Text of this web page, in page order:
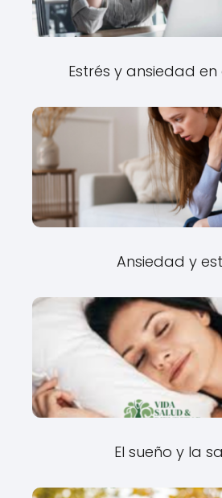
Estrés y ansiedad
Ansiedad y
El sueño y la